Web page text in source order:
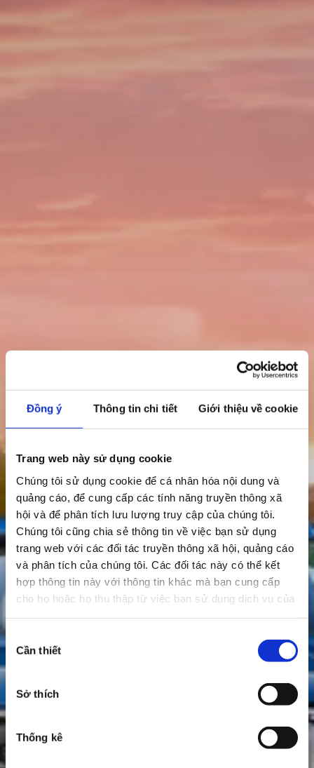
Đồng ý Thông tin chi tiết Giới thiệu về cookie
Trang web này sử dụng cookie
Chúng tôi sử dụng cookie để cá nhân hóa nội dung và
quảng cáo, để cung cấp các tính năng truyền thông xã
hội và để phân tích lưu lượng truy cập của chúng tôi.
Chúng tôi cũng chia sẻ thông tin về việc bạn sử dụng
trang web với các đối tác truyền thông xã hội, quảng cáo
và phân tích của chúng tôi. Các đối tác này có thể kết
hợp thông tin này với thông tin khác mà bạn cung cấp
cho họ hoặc họ thu thập từ việc bạn sử dụng dịch vụ của
Lựa
chọn
chấp
thuận
Cần thiết
Sở thích
Thống kê